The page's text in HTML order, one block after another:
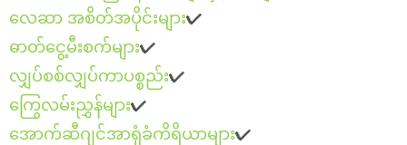
လေဆာ အစိတ်အပိုင်းများ✔
ဓာတ်ငွေ့မီးစက်များ✔
လျှပ်စစ်လျှပ်ကာပစ္စည်း✔
ကြွေလမ်းညွှန်များ✔
အောက်ဆီဂျင်အာရုံခံကိရိယာများ✔